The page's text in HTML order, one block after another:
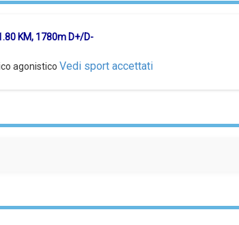
KM, 1780m D+/D-
agonistico Vedi sport accettati